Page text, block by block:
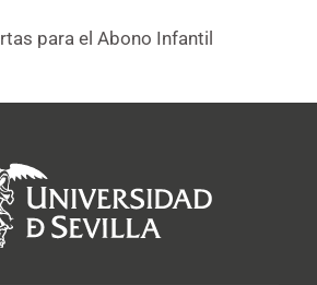
para el Abono Infantil